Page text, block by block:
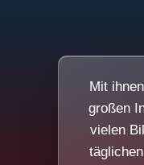
Mit
großen
vielen